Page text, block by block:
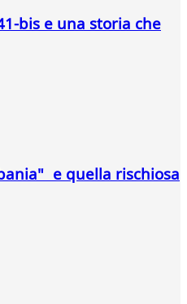
bis e una storia che
e quella rischiosa